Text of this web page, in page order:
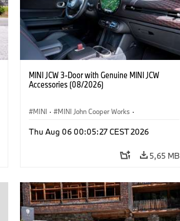
MINI JCW 3-Door with Genuine MINI JCW
Accessories (08/2026)
MINI · MINI John Cooper Works ·
Doplňky na přání, příslušenství
Thu Aug 06 00:05:27 CEST 2026
5,65 MB